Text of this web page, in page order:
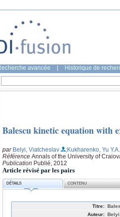
avancée Historique de
Balescu kinetic equation with
par Belyi, Viatcheslav
;Kukharenko, Yu Y.A.
Référence Annals of the University of
Publication Publié, 2012
Article révisé par les pairs
DÉTAILS CONTENU
Titre:
Auteur: